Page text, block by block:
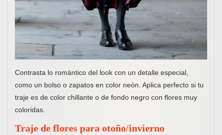
Contrasta lo romántico del look con un detalle especial,
como un bolso o zapatos en color neón. Aplica perfecto si tu
traje es de color chillante o de fondo negro con flores muy
coloridas.
Traje de flores para otoño/invierno